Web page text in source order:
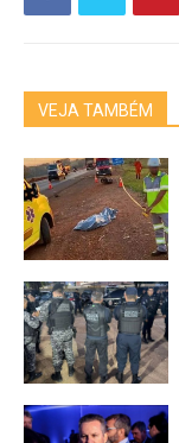
VEJA TAMBÉM